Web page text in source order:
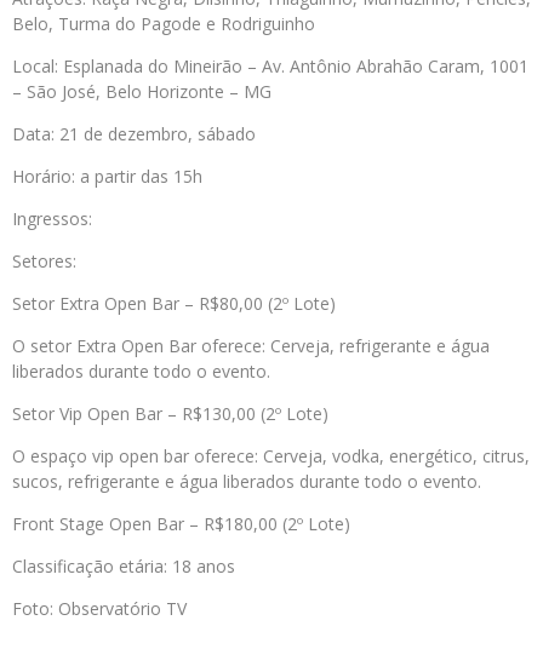
Belo, Turma do Pagode e Rodriguinho
Local: Esplanada do Mineirão – Av. Antônio Abrahão Caram, 1001
– São José, Belo Horizonte – MG
Data: 21 de dezembro, sábado
Horário: a partir das 15h
Ingressos:
Setores:
Setor Extra Open Bar – R$80,00 (2º Lote)
O setor Extra Open Bar oferece: Cerveja, refrigerante e água
liberados durante todo o evento.
Setor Vip Open Bar – R$130,00 (2º Lote)
O espaço vip open bar oferece: Cerveja, vodka, energético, citrus,
sucos, refrigerante e água liberados durante todo o evento.
Front Stage Open Bar – R$180,00 (2º Lote)
Classificação etária: 18 anos
Foto: Observatório TV